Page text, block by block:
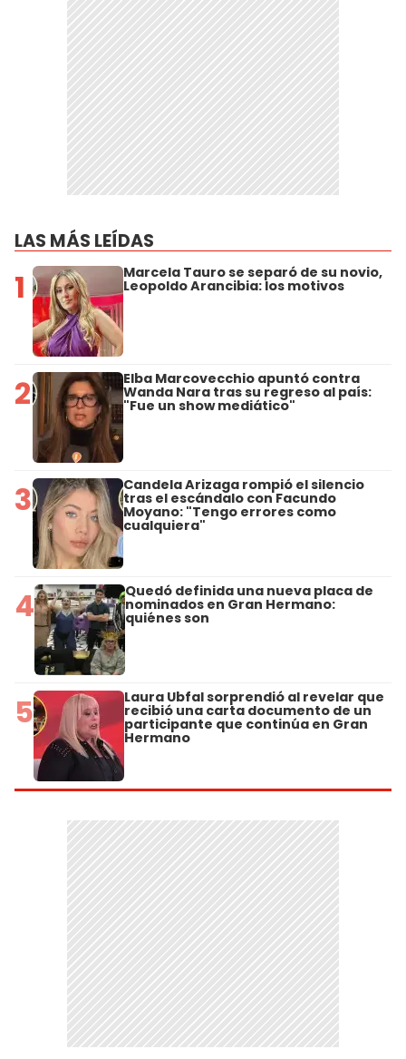
LAS MÁS LEÍDAS
1 Marcela Tauro se separó de su novio,
Leopoldo Arancibia: los motivos
2 Elba Marcovecchio apuntó contra
Wanda Nara tras su regreso al país:
"Fue un show mediático"
3 Candela Arizaga rompió el silencio
tras el escándalo con Facundo
Moyano: "Tengo errores como
cualquiera"
4 Quedó definida una nueva placa de
nominados en Gran Hermano:
quiénes son
5 Laura Ubfal sorprendió al revelar que
recibió una carta documento de un
participante que continúa en Gran
Hermano